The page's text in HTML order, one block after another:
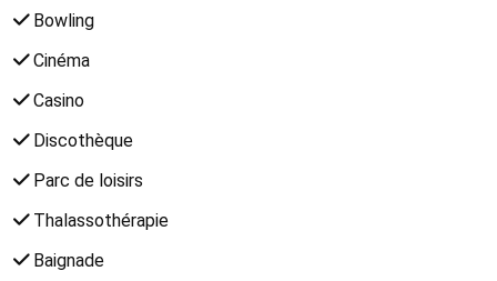
Bowling
Cinéma
Casino
Discothèque
Parc de loisirs
Thalassothérapie
Baignade